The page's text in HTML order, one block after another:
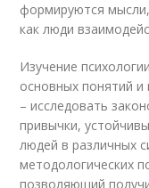
формируются
как люди
Изучение
основных понятий и
– исследовать
привычки,
людей в различных
методологических
позволяющий